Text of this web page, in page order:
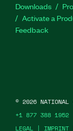
Downloads
Activate a
Feedback
LEGAL | IMPRINT
© 2026 NATIONAL
+1 877 388 1952